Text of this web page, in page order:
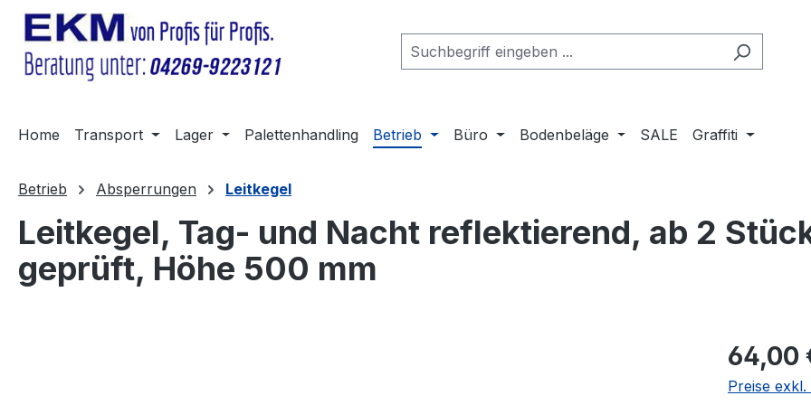
Hauptinhalt springen
Zur Suche springen
Zur Hauptnavigation springen
Home Transport Lager Palettenhandling Betrieb Büro Bodenbeläge SALE Graffiti
Betrieb Absperrungen Leitkegel
Leitkegel, Tag- und Nacht reflektierend, ab 2
geprüft, Höhe 500 mm
Regulärer
64,00
Preise